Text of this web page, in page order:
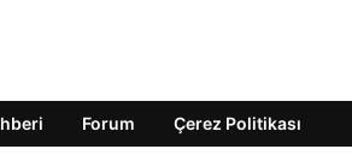
Forum Çerez Politikası